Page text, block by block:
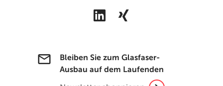
Bleiben Sie zum Glasfaser-
Ausbau auf dem Laufenden